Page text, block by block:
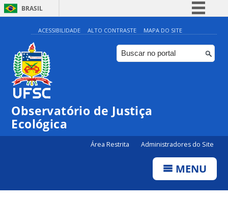
BRASIL
Simplifique!
Comunica BR
Participe
Canais
ACESSIBILIDADE ALTO CONTRASTE MAPA DO SITE
Observatório de Justiça
Ecológica
Área Restrita Administradores do Site
MENU